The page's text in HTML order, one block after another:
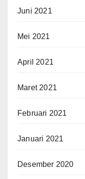
Juni 2021
Mei 2021
April 2021
Maret 2021
Februari 2021
Januari 2021
Desember 2020